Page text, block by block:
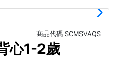
商品代碼 SCMSVAQS
心1-2歲